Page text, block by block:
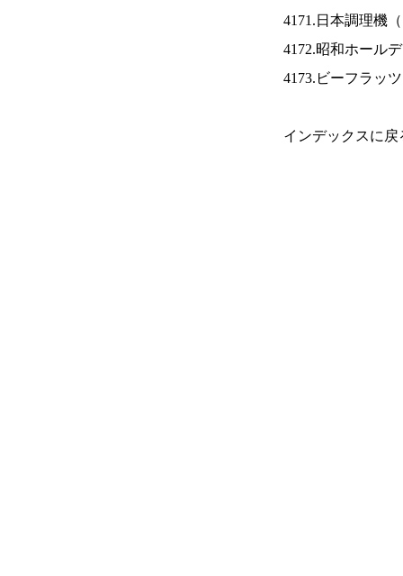
4171.日本調理機（
4172.昭和ホール
4173.ビーフラッ
インデックスに戻